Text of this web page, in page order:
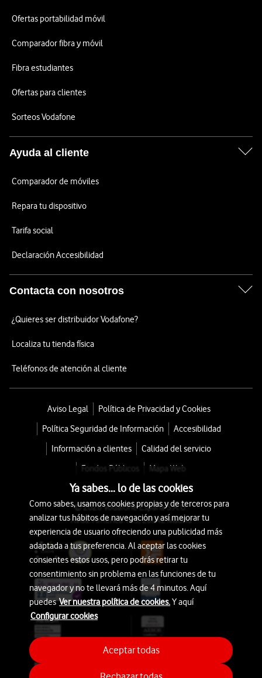
Ofertas portabilidad móvil
Comparador fibra y móvil
Fibra estudiantes
Ofertas para clientes
Sorteos Vodafone
Ayuda al cliente
Comparador de móviles
Repara tu dispositivo
Tarifa social
Declaración Accesibilidad
Contacta con nosotros
¿Quieres ser distribuidor Vodafone?
Localiza tu tienda física
Teléfonos de atención al cliente
Aviso Legal
Política de Privacidad y Cookies
Política Seguridad de Información
Accesibilidad
Información a clientes
Calidad del servicio
Fondos Públicos
Mapa Web
© 2026 Vodafone España S.A.U.
Avda. América 115, 28042 Madrid
Ya sabes... lo de las cookies
Como sabes, usamos cookies propias y de terceros para
analizar tus hábitos de navegación y así mejorar tu
experiencia de usuario ofreciendo una publicidad más
adaptada a tus preferencia. Al aceptar las cookies
consientes estos usos, pero podrás retirar tu
consentimiento sin problema en las funciones de tu
navegador y no te llevará más de 4 minutos. Aquí
puedesVer nuestra política de cookies.Y aquí
Configurar cookies
Aceptar todas